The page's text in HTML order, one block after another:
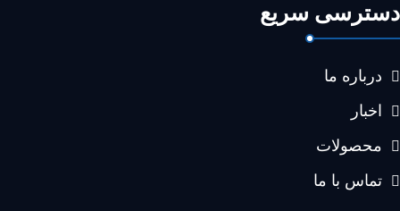
دسترسی سریع
درباره ما
اخبار
محصولات
تماس با ما